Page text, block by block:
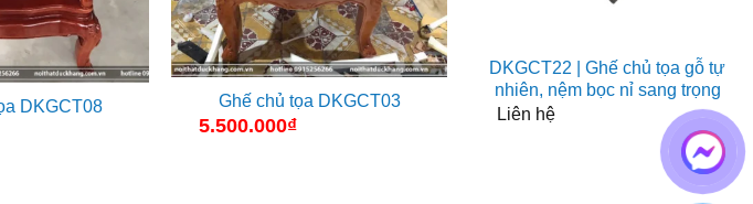
DKGCT08 Ghế chủ tọa DKGCT03
5.500.000₫
DKGCT22 | Ghế chủ tọa gỗ tự
nhiên, nệm bọc nỉ sang trọng
Liên hệ